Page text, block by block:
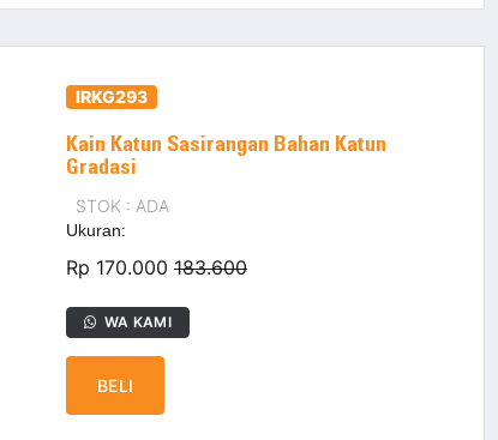
IRKG293
Kain Katun Sasirangan Bahan Katun
Gradasi
STOK : ADA
Ukuran:
Rp 170.000 183.600
WA KAMI
BELI